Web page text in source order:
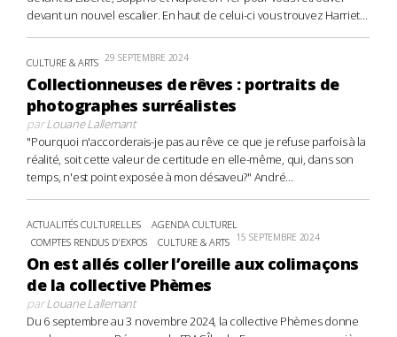
devant un nouvel escalier. En haut de celui-ci vous trouvez Harriet...
CULTURE & ARTS 29 SEPTEMBRE 2024
Collectionneuses de rêves : portraits de
photographes surréalistes
parLouane Lallemant
"Pourquoi n'accorderais-je pas au rêve ce que je refuse parfois à la
réalité, soit cette valeur de certitude en elle-même, qui, dans son
temps, n'est point exposée à mon désaveu?" André...
ACTUALITÉS CULTURELLES
AGENDA CULTUREL
COMPTES RENDUS D'EXPOS
CULTURE & ARTS 15 SEPTEMBRE 2024
On est allés coller l’oreille aux colimaçons
de la collective Phèmes
parLouane Lallemant
Du 6 septembre au 3 novembre 2024, la collective Phèmes donne